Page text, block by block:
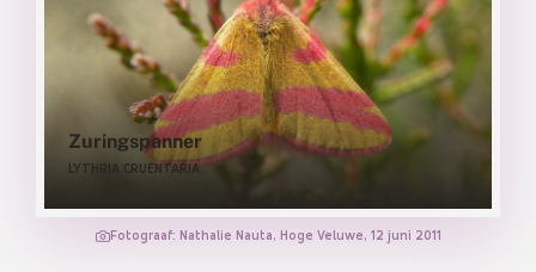
habitat
zijn
Zuringspanner
LYTHRIA CRUENTARIA
Fotograaf: Nathalie Nauta, Hoge Veluwe, 12 juni 2011